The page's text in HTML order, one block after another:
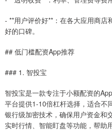
- **用户评价好**：在各大应用商店
好的口碑。
## 低门槛配资App推荐
### 1. 智投宝
智投宝是一款专注于小额配资的
平台提供1-10倍杠杆选择，适合不
银行级加密技术，确保用户资金和
实时行情、智能盯盘等功能，帮助